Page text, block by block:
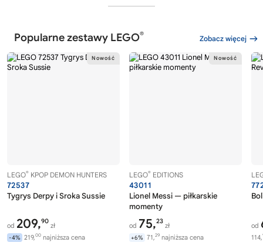
Popularne zestawy LEGO® Zobacz więcej
LEGO® KPOP DEMON HUNTERS
72537
Tygrys Derpy i Sroka Sussie
od 209,90
zł
-4% 219,00 najniższa cena
LEGO® EDITIONS
43011
Lionel Messi — piłkarskie
momenty
od 75,23
zł
+6% 71,29 najniższa cena
od
114,